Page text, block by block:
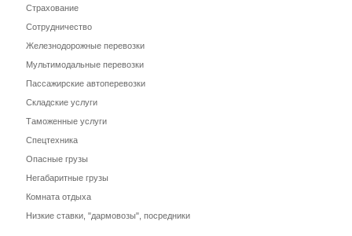
Страхование
Сотрудничество
Железнодорожные перевозки
Мультимодальные перевозки
Пассажирские автоперевозки
Складские услуги
Таможенные услуги
Спецтехника
Опасные грузы
Негабаритные грузы
Комната отдыха
Низкие ставки, "дармовозы", посредники